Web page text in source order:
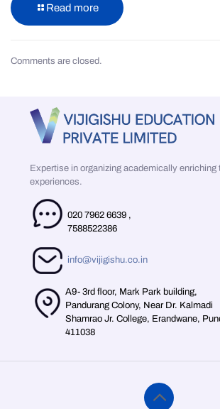
Read more
Comments are closed.
Expertise in organizing academically enriching
experiences.
020 7962 6639 ,
7588522386
info@vijigishu.co.in
A9- 3rd floor, Mark Park building,
Pandurang Colony, Near Dr. Kalmadi
Shamrao Jr. College, Erandwane,
411038